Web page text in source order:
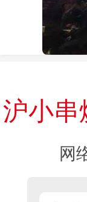
沪小串
网